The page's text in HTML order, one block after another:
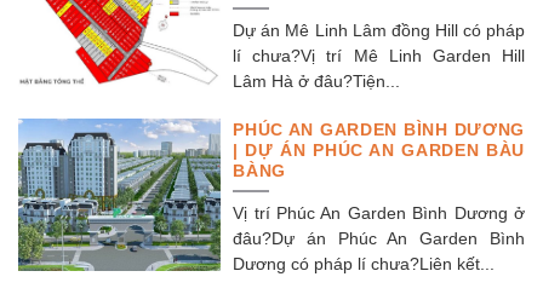
Dự án Mê Linh Lâm đồng Hill có pháp
lí chưa?Vị trí Mê Linh Garden Hill
Lâm Hà ở đâu?Tiện...
PHÚC AN GARDEN BÌNH DƯƠNG
| DỰ ÁN PHÚC AN GARDEN BÀU
BÀNG
Vị trí Phúc An Garden Bình Dương ở
đâu?Dự án Phúc An Garden Bình
Dương có pháp lí chưa?Liên kết...